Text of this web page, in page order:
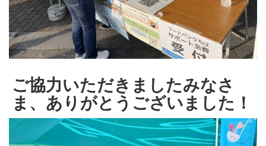
ご協力いただきましたみなさ
ま、ありがとうございました！